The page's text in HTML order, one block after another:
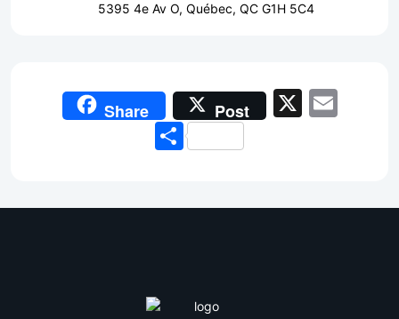
5395 4e Av O, Québec, QC G1H 5C4
Share Post X
Share